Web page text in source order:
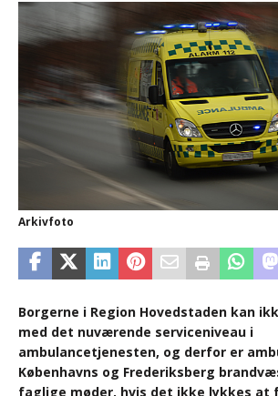
Arkivfoto
Borgerne i Region Hovedstaden kan
med det nuværende serviceniveau i
ambulancetjenesten, og derfor er
Københavns og Frederiksberg
faglige møder, hvis det ikke lykkes at